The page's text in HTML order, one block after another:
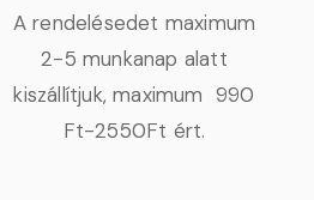
A rendelésedet maximum
2-5 munkanap alatt
kiszállítjuk, maximum 990
Ft-2550Ft ért.